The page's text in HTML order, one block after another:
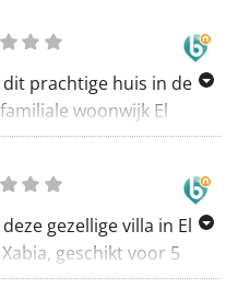
prachtige huis in de
woonwijk El
met een prachtige
voor 6 personen. De
prachtig. Er is een
gazon rondom het huis
en het is perfect
gezellige villa in El
geschikt voor 5
huis van 190 m2 is